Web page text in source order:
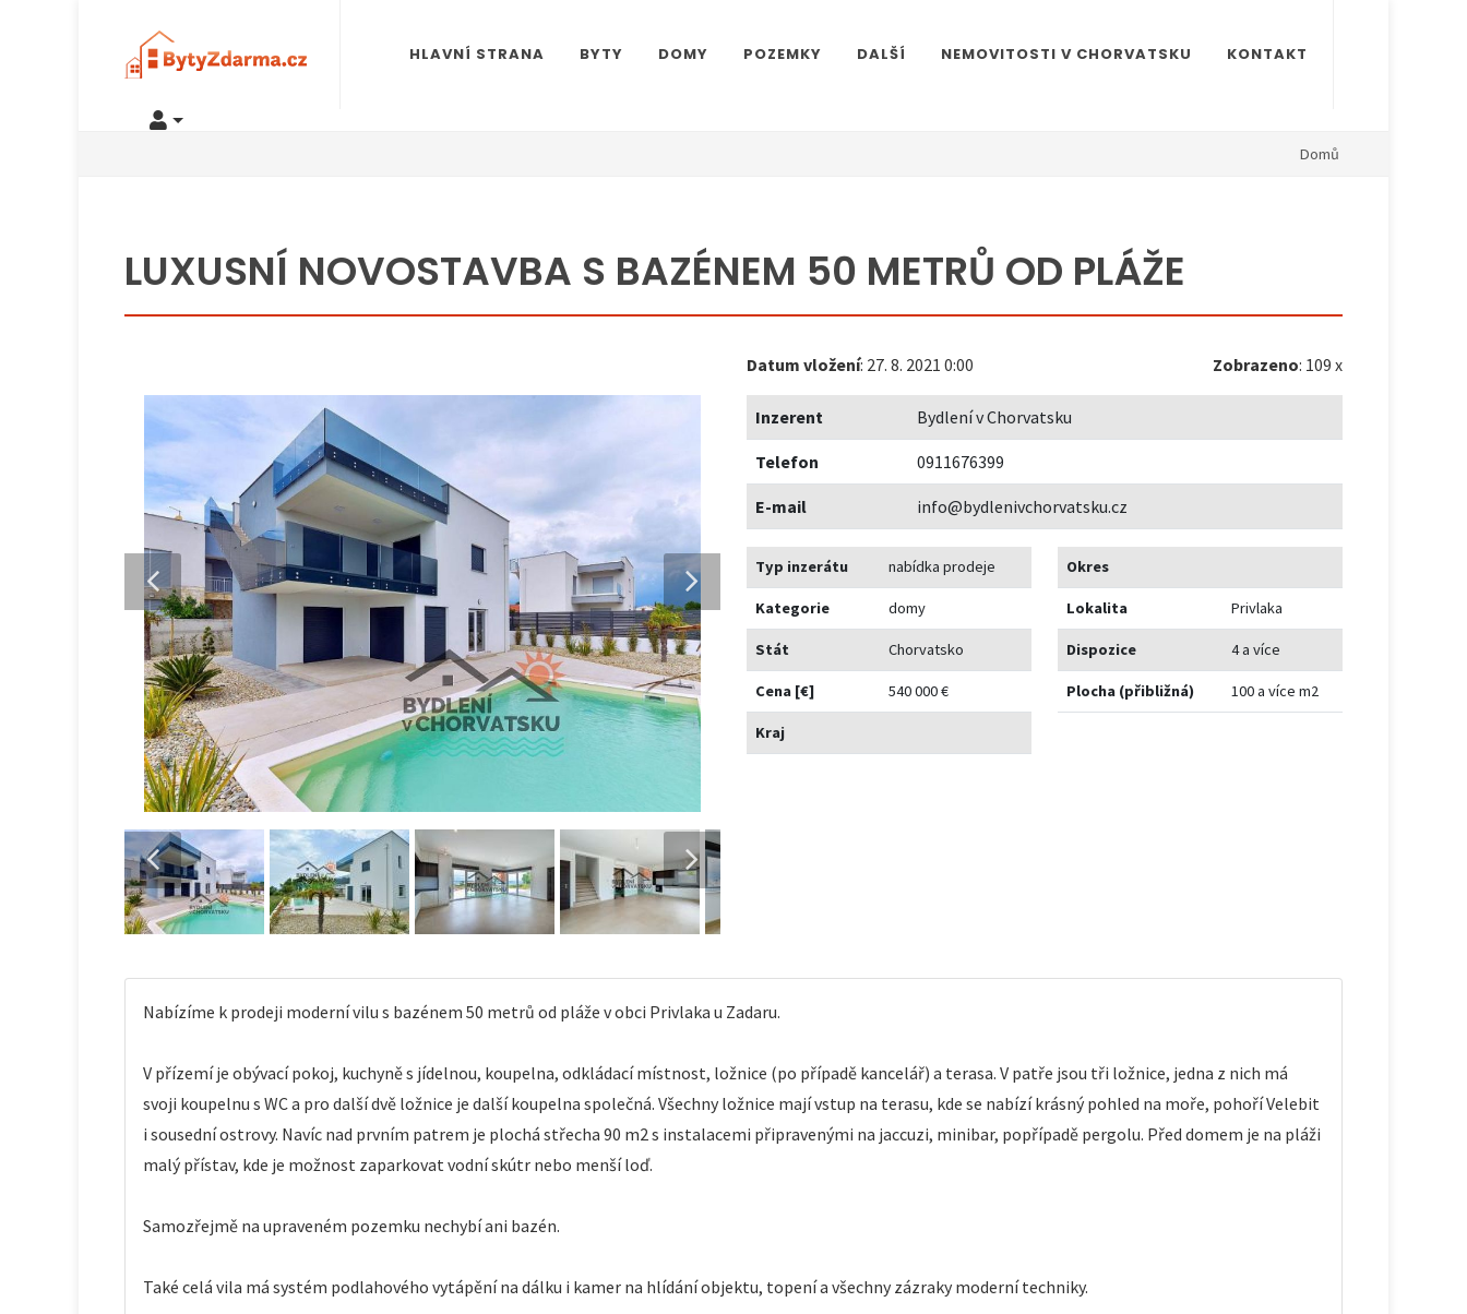
HLAVNÍ STRANA BYTY DOMY POZEMKY DALŠÍ NEMOVITOSTI V CHORVATSKU KONTAKT
Domů
LUXUSNÍ NOVOSTAVBA S BAZÉNEM 50 METRŮ OD PLÁŽE
Datum vložení: 27. 8. 2021 0:00 Zobrazeno: 109 x
Inzerent Bydlení v Chorvatsku
Telefon 0911676399
E-mail info@bydlenivchorvatsku.cz
Typ inzerátu nabídka prodeje
Kategorie domy
Stát Chorvatsko
Cena [€] 540 000 €
Kraj
Okres
Lokalita Privlaka
Dispozice 4 a více
Plocha (přibližná) 100 a více m2
Nabízíme k prodeji moderní vilu s bazénem 50 metrů od pláže v obci Privlaka u Zadaru.
V přízemí je obývací pokoj, kuchyně s jídelnou, koupelna, odkládací místnost, ložnice (po případě kancelář) a terasa. V patře jsou tři ložnice, jedna z nich má
svoji koupelnu s WC a pro další dvě ložnice je další koupelna společná. Všechny ložnice mají vstup na terasu, kde se nabízí krásný pohled na moře, pohoří Velebit
i sousední ostrovy. Navíc nad prvním patrem je plochá střecha 90 m2 s instalacemi připravenými na jaccuzi, minibar, popřípadě pergolu. Před domem je na pláži
malý přístav, kde je možnost zaparkovat vodní skútr nebo menší loď.
Samozřejmě na upraveném pozemku nechybí ani bazén.
Také celá vila má systém podlahového vytápění na dálku i kamer na hlídání objektu, topení a všechny zázraky moderní techniky.